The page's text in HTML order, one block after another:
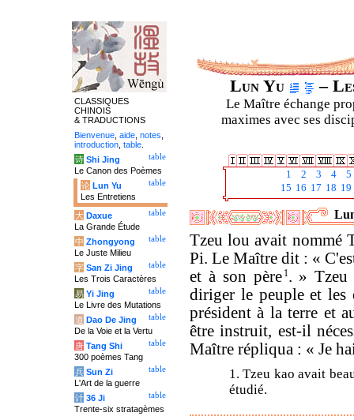
Lun Yu –
Le Maître échange
maximes avec ses
1 2 3 4
5
15 16 17 18 19
Tzeu lou avait nommé
Pi. Le Maître dit : «
et à son père 1. » Tzeu
diriger le peuple et les
président à la terre et
être instruit, est-il
Maître répliqua : « Je
1. Tzeu kao avait
étudié.
CLASSIQUES
CHINOIS
& TRADUCTIONS
Bienvenue aide notes
introduction table
table
诗 Shi Jing
Le Canon des Poèmes
table
论 Lun Yu
Les Entretiens
table
大 Daxue
La Grande Étude
table
中 Zhongyong
Le Juste Milieu
table
字 San Zi Jing
Les Trois Caractères
table
易 Yi Jing
Le Livre des Mutations
table
道 Dao De Jing
De la Voie et la Vertu
table
唐 Tang Shi
300 poèmes Tang
table
兵 Sun Zi
L'Art de la guerre
table
计 36 Ji
Trente-six stratagèmes